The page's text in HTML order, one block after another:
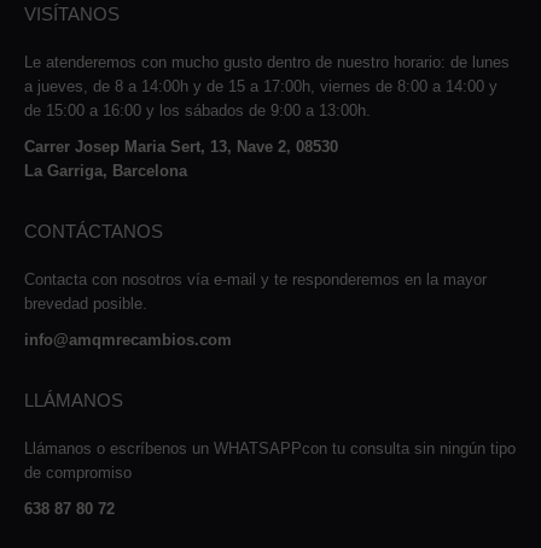
VISÍTANOS
Le atenderemos con mucho gusto dentro de nuestro horario: de lunes
a jueves, de 8 a 14:00h y de 15 a 17:00h, viernes de 8:00 a 14:00 y
de 15:00 a 16:00 y los sábados de 9:00 a 13:00h.
Carrer Josep Maria Sert, 13, Nave 2, 08530
La Garriga, Barcelona
CONTÁCTANOS
Contacta con nosotros vía e-mail y te responderemos en la mayor
brevedad posible.
info@amqmrecambios.com
LLÁMANOS
Llámanos o escríbenos un WHATSAPPcon tu consulta sin ningún tipo
de compromiso
638 87 80 72